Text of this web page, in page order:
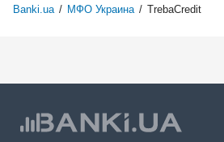
Banki.ua / МФО Украина / TrebaCredit